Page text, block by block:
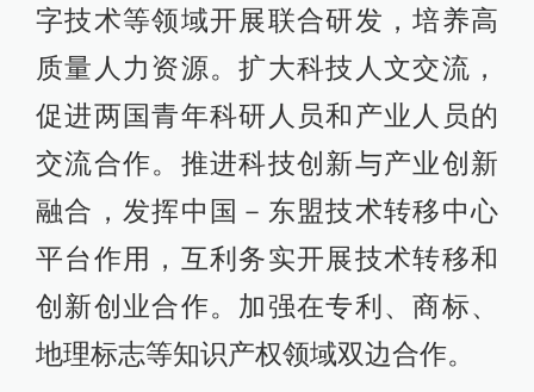
字技术等领域开展联合研发，培养高
质量人力资源。扩大科技人文交流，
促进两国青年科研人员和产业人员的
交流合作。推进科技创新与产业创新
融合，发挥中国－东盟技术转移中心
平台作用，互利务实开展技术转移和
创新创业合作。加强在专利、商标、
地理标志等知识产权领域双边合作。